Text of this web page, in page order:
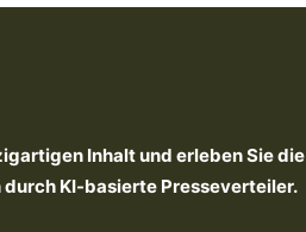
Inhalt und erleben Sie die
KI-basierte Presseverteiler.